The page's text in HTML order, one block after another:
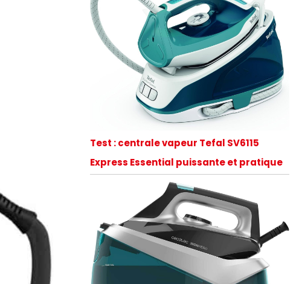
Test : centrale vapeur Tefal SV6115
Express Essential puissante et pratique